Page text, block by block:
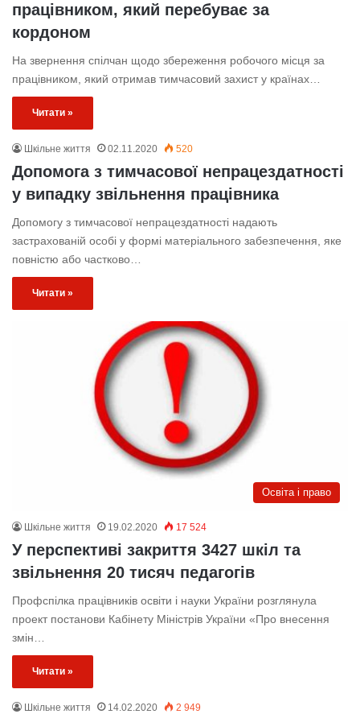
працівником, який перебуває за
кордоном
На звернення спілчан щодо збереження робочого місця за
працівником, який отримав тимчасовий захист у країнах…
Читати »
Шкільне життя 02.11.2020 520
Допомога з тимчасової непрацездатності
у випадку звільнення працівника
Допомогу з тимчасової непрацездатності надають
застрахованій особі у формі матеріального забезпечення, яке
повністю або частково…
Читати »
Освіта і право
Шкільне життя 19.02.2020 17 524
У перспективі закриття 3427 шкіл та
звільнення 20 тисяч педагогів
Профспілка працівників освіти і науки України розглянула
проект постанови Кабінету Міністрів України «Про внесення
змін…
Читати »
Шкільне життя 14.02.2020 2 949